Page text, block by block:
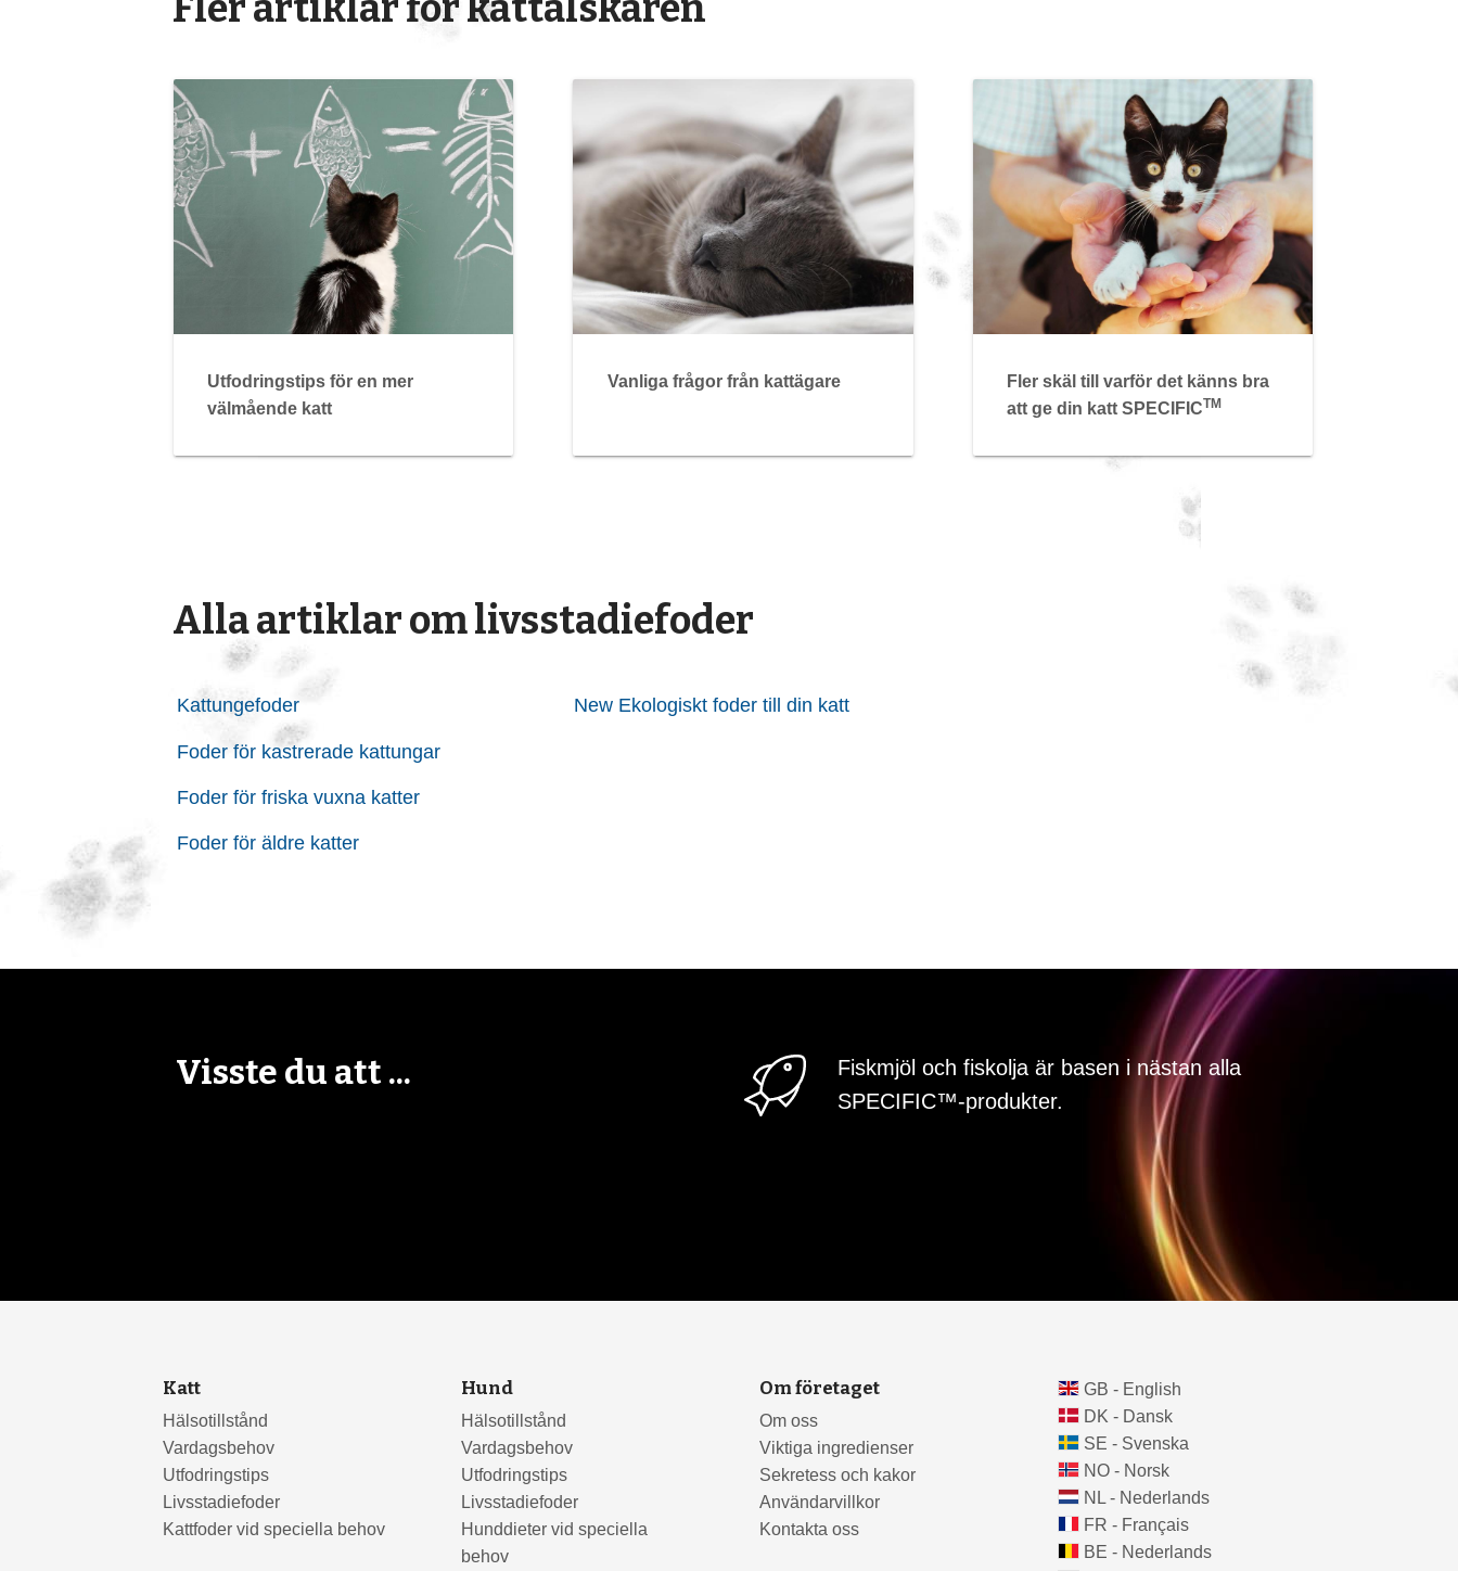
Utfodringstips för en mer
välmående katt
Vanliga frågor från kattägare
Fler skäl till varför det känns bra
att ge din katt SPECIFICTM
Alla artiklar om livsstadiefoder
Kattungefoder
Foder för kastrerade kattungar
Foder för friska vuxna katter
Foder för äldre katter
New Ekologiskt foder till din katt
Visste du att ...
Fiskmjöl och fiskolja är basen i nästan alla
SPECIFIC™-produkter.
Katt
Hälsotillstånd
Vardagsbehov
Utfodringstips
Livsstadiefoder
Kattfoder vid speciella behov
Hund
Hälsotillstånd
Vardagsbehov
Utfodringstips
Livsstadiefoder
Hunddieter vid speciella
behov
Om företaget
Om oss
Viktiga ingredienser
Sekretess och kakor
Användarvillkor
Kontakta oss
GB - English
DK - Dansk
SE - Svenska
NO - Norsk
NL - Nederlands
FR - Français
BE - Nederlands